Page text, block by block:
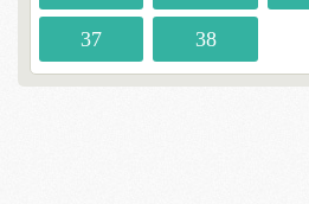
37 38